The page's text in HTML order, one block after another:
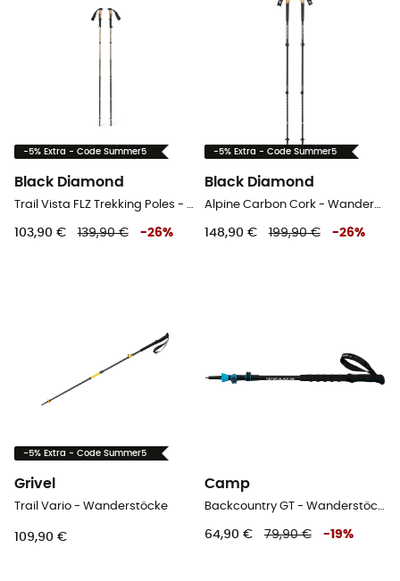
-5% Extra - Code Summer5
Black Diamond
103,90 € 139,90 € -26%
-5% Extra - Code Summer5
Black Diamond
148,90 € 199,90 € -26%
-5% Extra - Code Summer5
Grivel
Trail Vario - Wanderstöcke
109,90 €
Camp
64,90 € 79,90 € -19%